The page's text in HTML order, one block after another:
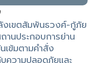
เขตสัมพันธวงศ์-กู้ภัย
นประกอบการย่าน
เข้มตามคำสั่ง
ความปลอดภัยและ